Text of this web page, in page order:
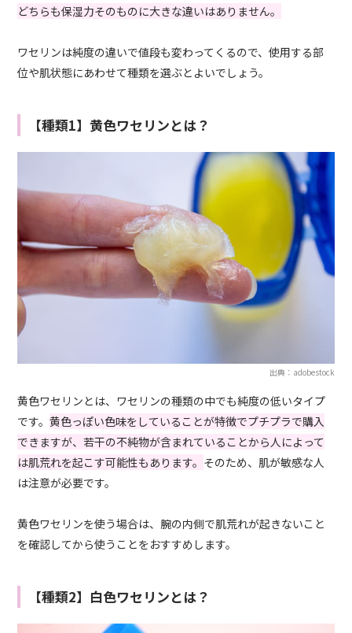
どちらも保湿力そのものに大きな違いはありません。
ワセリンは純度の違いで値段も変わってくるので、使用する部
位や肌状態にあわせて種類を選ぶとよいでしょう。
【種類1】黄色ワセリンとは？
出典：adobestock
黄色ワセリンとは、ワセリンの種類の中でも純度の低いタイプ
です。黄色っぽい色味をしていることが特徴でプチプラで購入
できますが、若干の不純物が含まれていることから人によって
は肌荒れを起こす可能性もあります。 そのため、肌が敏感な人
は注意が必要です。
黄色ワセリンを使う場合は、腕の内側で肌荒れが起きないこと
を確認してから使うことをおすすめします。
【種類2】白色ワセリンとは？